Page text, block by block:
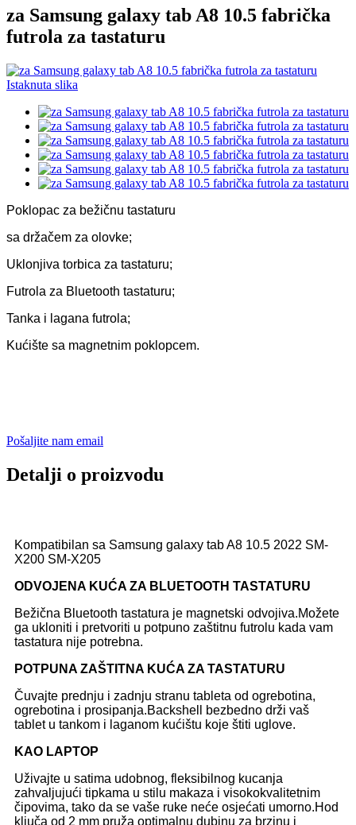
za Samsung galaxy tab A8 10.5 fabrička
futrola za tastaturu
Poklopac za bežičnu tastaturu
sa držačem za olovke;
Uklonjiva torbica za tastaturu;
Futrola za Bluetooth tastaturu;
Tanka i lagana futrola;
Kućište sa magnetnim poklopcem.
Pošaljite nam email
Detalji o proizvodu
Kompatibilan sa Samsung galaxy tab A8 10.5 2022 SM-
X200 SM-X205
ODVOJENA KUĆA ZA BLUETOOTH TASTATURU
Bežična Bluetooth tastatura je magnetski odvojiva.Možete
ga ukloniti i pretvoriti u potpuno zaštitnu futrolu kada vam
tastatura nije potrebna.
POTPUNA ZAŠTITNA KUĆA ZA TASTATURU
Čuvajte prednju i zadnju stranu tableta od ogrebotina,
ogrebotina i prosipanja.Backshell bezbedno drži vaš
tablet u tankom i laganom kućištu koje štiti uglove.
KAO LAPTOP
Uživajte u satima udobnog, fleksibilnog kucanja
zahvaljujući tipkama u stilu makaza i visokokvalitetnim
čipovima, tako da se vaše ruke neće osjećati umorno.Hod
ključa od 2 mm pruža optimalnu dubinu za brzinu i